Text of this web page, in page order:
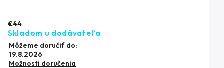
€44
Skladom u dodávateľa
Môžeme doručiť do:
19.8.2026
Možnosti doručenia